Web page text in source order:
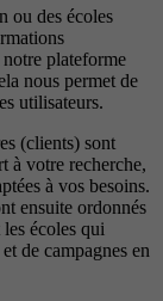
ou des écoles
plateforme
nous permet de
utilisateurs.
(clients) sont
à votre recherche,
à vos besoins.
ensuite ordonnés
écoles qui
de campagnes en